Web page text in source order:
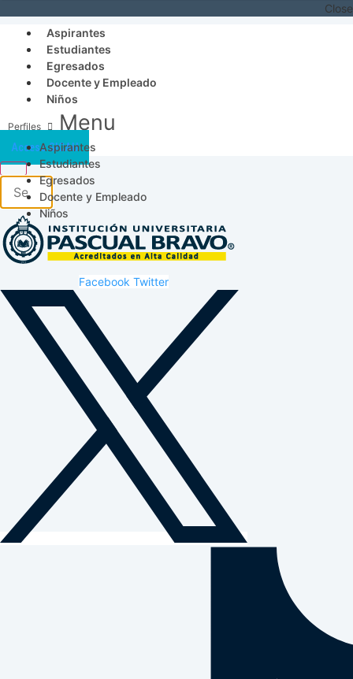
Close
Aspirantes
Estudiantes
Egresados
Docente y Empleado
Niños
Menu
Aspirantes
Estudiantes
Egresados
Docente y Empleado
Niños
Acceso SICAU
Facebook Twitter